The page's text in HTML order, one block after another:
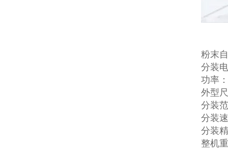
粉末
分装
功率
外型
分装
分装
分装
整机